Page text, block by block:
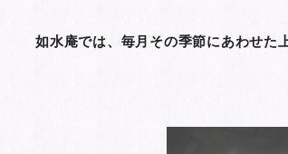
如水庵では、毎月その季節にあわせた